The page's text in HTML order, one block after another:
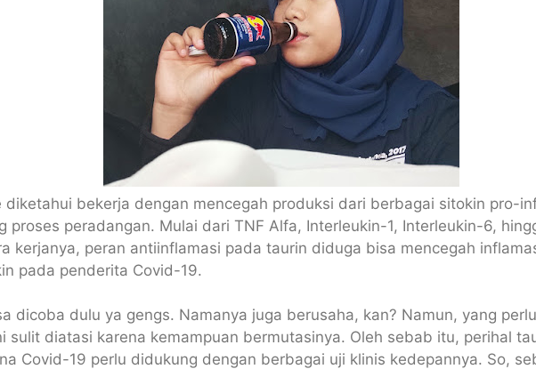
diketahui bekerja dengan mencegah produksi dari berbagai sitokin pro-
proses peradangan. Mulai dari TNF Alfa, Interleukin-1, Interleukin-6,
kerjanya, peran antiinflamasi pada taurin diduga bisa mencegah
pada penderita Covid-19.
dicoba dulu ya gengs. Namanya juga berusaha, kan? Namun, yang
sulit diatasi karena kemampuan bermutasinya. Oleh sebab itu, perihal
Covid-19 perlu didukung dengan berbagai uji klinis kedepannya. So,